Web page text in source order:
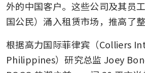
外的中国客户。这些公司及其员
国公民）涌入租赁市场，推高了
根据高力国际菲律宾（Colliers
Philippines）研究总监 Joey